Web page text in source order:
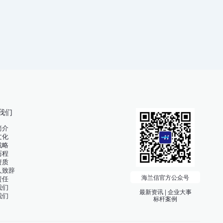
们
介
化
略
程
质
致辞
任
们
们
海兰信官方公众号
最新资讯 | 企业大事
标杆案例